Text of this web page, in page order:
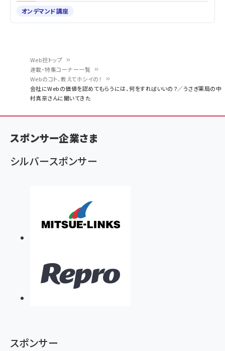
く
Web担トップ
連載・特集コーナー一覧
Webのコト、教えてホシイの！
会社にWebの価値を認めてもらうには、何をすればいいの？／うさぎ薬局の中
村真奈さんに聞いてきた
オンデマンド講座
スポンサー企業さま
シルバースポンサー
スポンサー